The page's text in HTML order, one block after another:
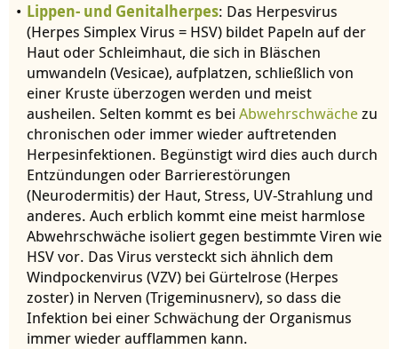
Lippen- und Genitalherpes: Das Herpesvirus
(Herpes Simplex Virus = HSV) bildet Papeln auf der
Haut oder Schleimhaut, die sich in Bläschen
umwandeln (Vesicae), aufplatzen, schließlich von
einer Kruste überzogen werden und meist
ausheilen. Selten kommt es bei Abwehrschwächezu
chronischen oder immer wieder auftretenden
Herpesinfektionen. Begünstigt wird dies auch durch
Entzündungen oder Barrierestörungen
(Neurodermitis) der Haut, Stress, UV-Strahlung und
anderes. Auch erblich kommt eine meist harmlose
Abwehrschwäche isoliert gegen bestimmte Viren wie
HSV vor. Das Virus versteckt sich ähnlich dem
Windpockenvirus (VZV) bei Gürtelrose (Herpes
zoster) in Nerven (Trigeminusnerv), so dass die
Infektion bei einer Schwächung der Organismus
immer wieder aufflammen kann.